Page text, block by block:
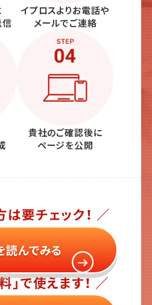
信
イプロスよりお電話や
メールでご連絡
貴社のご確認後に
ページを公開
要チェック！ ／
読んでみる
」で使えます！ ／